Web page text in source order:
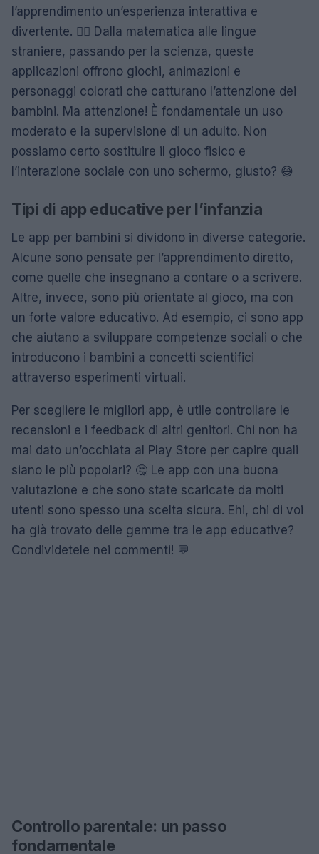
l’apprendimento un’esperienza interattiva e
divertente. 🤹‍♂️ Dalla matematica alle lingue
straniere, passando per la scienza, queste
applicazioni offrono giochi, animazioni e
personaggi colorati che catturano l’attenzione dei
bambini. Ma attenzione! È fondamentale un uso
moderato e la supervisione di un adulto. Non
possiamo certo sostituire il gioco fisico e
l’interazione sociale con uno schermo, giusto? 😅
Tipi di app educative per l’infanzia
Le app per bambini si dividono in diverse categorie.
Alcune sono pensate per l’apprendimento diretto,
come quelle che insegnano a contare o a scrivere.
Altre, invece, sono più orientate al gioco, ma con
un forte valore educativo. Ad esempio, ci sono app
che aiutano a sviluppare competenze sociali o che
introducono i bambini a concetti scientifici
attraverso esperimenti virtuali.
Per scegliere le migliori app, è utile controllare le
recensioni e i feedback di altri genitori. Chi non ha
mai dato un’occhiata al Play Store per capire quali
siano le più popolari? 🤔 Le app con una buona
valutazione e che sono state scaricate da molti
utenti sono spesso una scelta sicura. Ehi, chi di voi
ha già trovato delle gemme tra le app educative?
Condividetele nei commenti! 💬
Controllo parentale: un passo
fondamentale